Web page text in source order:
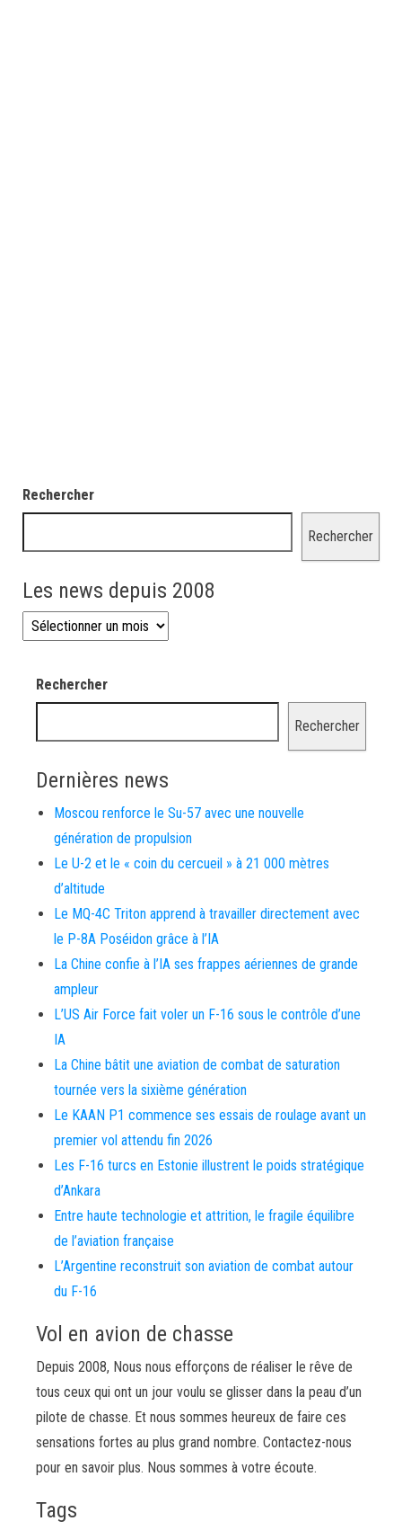
Rechercher
Rechercher
Les news depuis 2008
Les news depuis 2008
Rechercher
Rechercher
Dernières news
Moscou renforce le Su-57 avec une nouvelle
génération de propulsion
Le U-2 et le « coin du cercueil » à 21 000 mètres
d’altitude
Le MQ-4C Triton apprend à travailler directement avec
le P-8A Poséidon grâce à l’IA
La Chine confie à l’IA ses frappes aériennes de grande
ampleur
L’US Air Force fait voler un F-16 sous le contrôle d’une
IA
La Chine bâtit une aviation de combat de saturation
tournée vers la sixième génération
Le KAAN P1 commence ses essais de roulage avant un
premier vol attendu fin 2026
Les F-16 turcs en Estonie illustrent le poids stratégique
d’Ankara
Entre haute technologie et attrition, le fragile équilibre
de l’aviation française
L’Argentine reconstruit son aviation de combat autour
du F-16
Vol en avion de chasse
Depuis 2008, Nous nous efforçons de réaliser le rêve de
tous ceux qui ont un jour voulu se glisser dans la peau d’un
pilote de chasse. Et nous sommes heureux de faire ces
sensations fortes au plus grand nombre. Contactez-nous
pour en savoir plus. Nous sommes à votre écoute.
Tags